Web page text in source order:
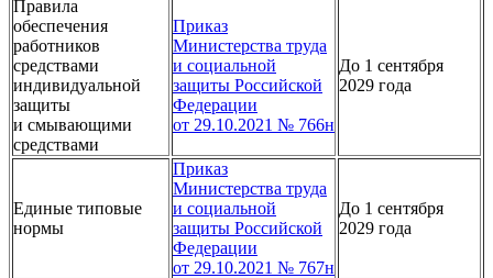
Правила
обеспечения
работников
средствами
индивидуальной
защиты
и смывающими
средствами
Приказ
Министерства труда
и социальной
защиты Российской
Федерации
от 29.10.2021 № 766н
До 1 сентября
2029 года
Единые типовые
нормы
Приказ
Министерства труда
и социальной
защиты Российской
Федерации
от 29.10.2021 № 767н
До 1 сентября
2029 года